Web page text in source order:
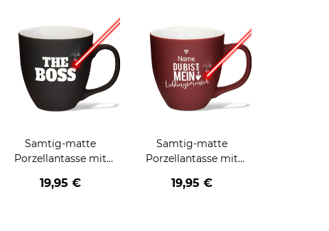
Samtig-matte
Porzellantasse mit
Jumbotasse - THE
19,95 €
Samtig-matte
Porzellantasse mit
Jumbotasse -
19,95 €